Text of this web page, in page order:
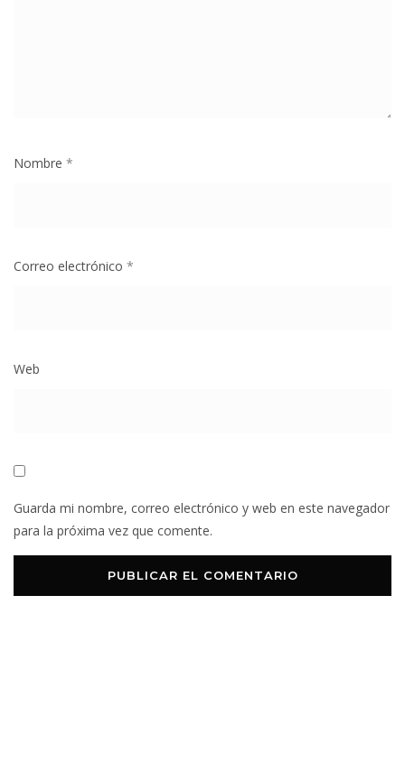
Nombre *
Correo electrónico *
Web
Guarda mi nombre, correo electrónico y web en este navegador
para la próxima vez que comente.